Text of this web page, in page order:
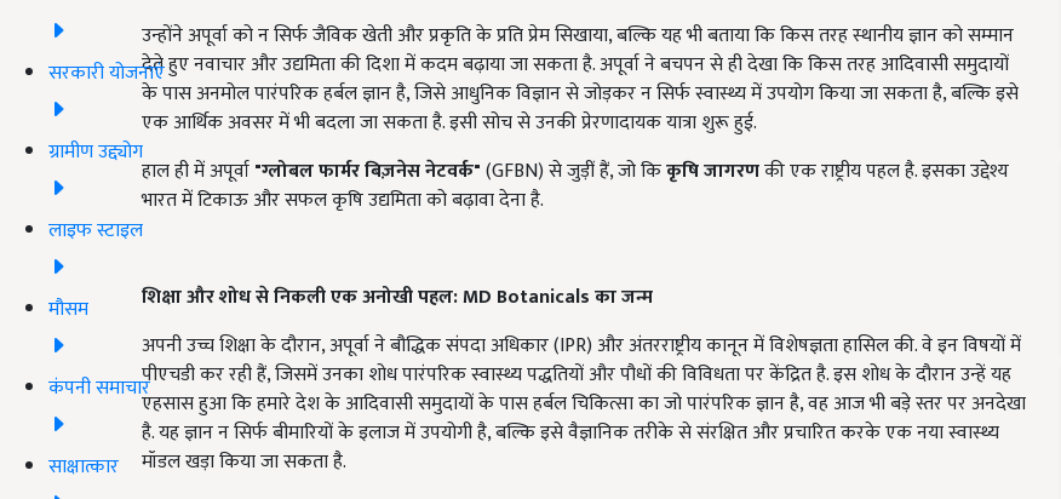
सरकारी योजनाएं
ग्रामीण उद्द्योग
लाइफ स्टाइल
मौसम
कंपनी समाचार
साक्षात्कार
उन्होंने अपूर्वा को न सिर्फ जैविक खेती और प्रकृति के प्रति प्रेम सिखाया, बल्कि यह भी बताया कि किस तरह स्थानीय ज्ञान को सम्मान
देते हुए नवाचार और उद्यमिता की दिशा में कदम बढ़ाया जा सकता है. अपूर्वा ने बचपन से ही देखा कि किस तरह आदिवासी समुदायों
के पास अनमोल पारंपरिक हर्बल ज्ञान है, जिसे आधुनिक विज्ञान से जोड़कर न सिर्फ स्वास्थ्य में उपयोग किया जा सकता है, बल्कि इसे
एक आर्थिक अवसर में भी बदला जा सकता है. इसी सोच से उनकी प्रेरणादायक यात्रा शुरू हुई.
हाल ही में अपूर्वा"ग्लोबल फार्मर बिज़नेस नेटवर्क"(GFBN) से जुड़ीं हैं, जो किकृषि जागरणकी एक राष्ट्रीय पहल है. इसका उद्देश्य
भारत में टिकाऊ और सफल कृषि उद्यमिता को बढ़ावा देना है.
शिक्षा और शोध से निकली एक अनोखी पहल: MD Botanicalsका जन्म
अपनी उच्च शिक्षा के दौरान, अपूर्वा ने बौद्धिक संपदा अधिकार (IPR) और अंतरराष्ट्रीय कानून में विशेषज्ञता हासिल की. वे इन विषयों में
पीएचडी कर रही हैं, जिसमें उनका शोध पारंपरिक स्वास्थ्य पद्धतियों और पौधों की विविधता पर केंद्रित है. इस शोध के दौरान उन्हें यह
एहसास हुआ कि हमारे देश के आदिवासी समुदायों के पास हर्बल चिकित्सा का जो पारंपरिक ज्ञान है, वह आज भी बड़े स्तर पर अनदेखा
है. यह ज्ञान न सिर्फ बीमारियों के इलाज में उपयोगी है, बल्कि इसे वैज्ञानिक तरीके से संरक्षित और प्रचारित करके एक नया स्वास्थ्य
मॉडल खड़ा किया जा सकता है.